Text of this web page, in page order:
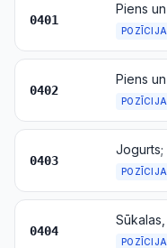
0401
POZĪCIJA
0402
POZĪCIJA
0403
POZĪCIJA
0404
POZĪCIJA